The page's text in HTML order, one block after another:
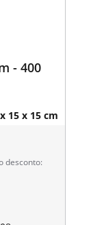
- 400
15 x 15 cm
desconto: